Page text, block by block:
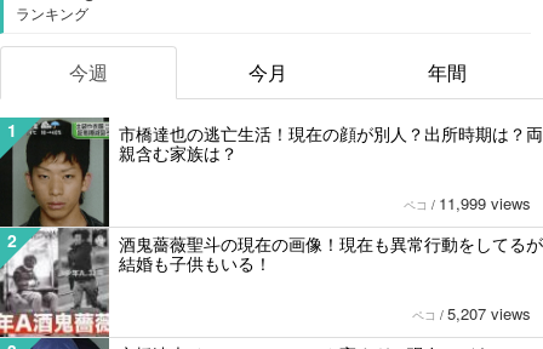
ランキング
今週 今月 年間
1
市橋達也の逃亡生活！現在の顔が別人？出所時期は？両
親含む家族は？
ペコ / 11,999 views
2
酒鬼薔薇聖斗の現在の画像！現在も異常行動をしてるが
結婚も子供もいる！
ペコ / 5,207 views